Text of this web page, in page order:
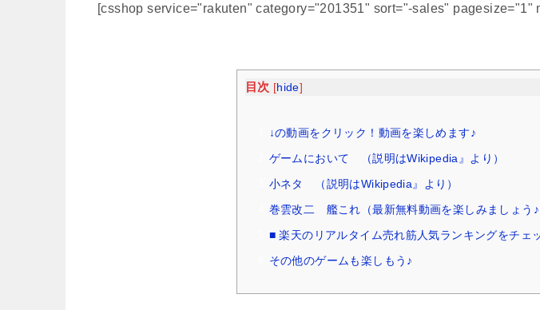
[csshop service="rakuten" category="201351" sort="-sales" pagesize="1"
目次 [hide]
↓の動画をクリック！動画を楽しめます♪
ゲームにおいて （説明はWikipedia』より）
小ネタ （説明はWikipedia』より）
巻雲改二 艦これ（最新無料動画を楽しみましょう♪
■ 楽天のリアルタイム売れ筋人気ランキングをチェ
その他のゲームも楽しもう♪